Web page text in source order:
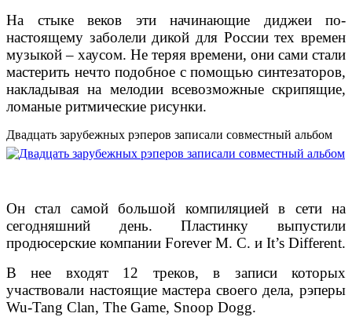
На стыке веков эти начинающие диджеи по-
настоящему заболели дикой для России тех времен
музыкой – хаусом. Не теряя времени, они сами стали
мастерить нечто подобное с помощью синтезаторов,
накладывая на мелодии всевозможные скрипящие,
ломаные ритмические рисунки.
Двадцать зарубежных рэперов записали совместный альбом
Он стал самой большой компиляцией в сети на
сегодняшний день. Пластинку выпустили
продюсерские компании Forever M. C. и It’s Different.
В нее входят 12 треков, в записи которых
участвовали настоящие мастера своего дела, рэперы
Wu-Tang Clan, The Game, Snoop Dogg.